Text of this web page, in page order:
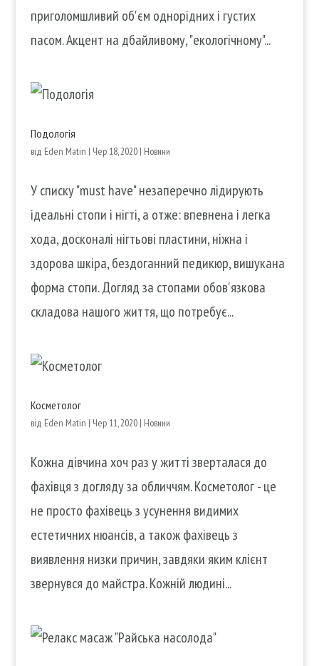
приголомшливий об'єм однорідних і густих
пасом. Акцент на дбайливому, "екологічному"...
Подологія
від Eden Matin | Чер 18, 2020| Новини
У списку "must have" незаперечно лідирують
ідеальні стопи і нігті, а отже: впевнена і легка
хода, досконалі нігтьові пластини, ніжна і
здорова шкіра, бездоганний педикюр, вишукана
форма стопи. Догляд за стопами обов'язкова
складова нашого життя, що потребує...
Косметолог
від Eden Matin | Чер 11, 2020| Новини
Кожна дівчина хоч раз у житті зверталася до
фахівця з догляду за обличчям. Косметолог - це
не просто фахівець з усунення видимих
естетичних нюансів, а також фахівець з
виявлення низки причин, завдяки яким клієнт
звернувся до майстра. Кожній людині...